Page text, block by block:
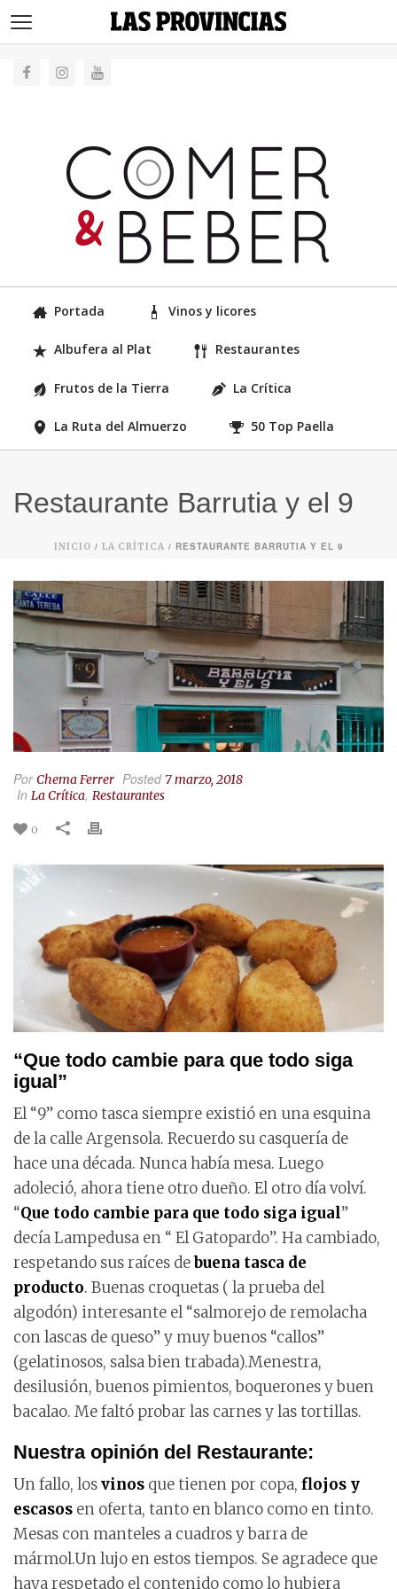
Portada Vinos y licores
Albufera al Plat Restaurantes
Frutos de la Tierra La Crítica
La Ruta del Almuerzo 50 Top Paella
Restaurante Barrutia y el 9
INICIO / LA CRÍTICA / RESTAURANTE BARRUTIA Y EL 9
PorChema Ferrer Posted 7 marzo, 2018
In La Crítica, Restaurantes
0
“Que todo cambie para que todo siga
igual”
El “9” como tasca siempre existió en una esquina
de la calle Argensola. Recuerdo su casquería de
hace una década. Nunca había mesa. Luego
adoleció, ahora tiene otro dueño. El otro día volví.
“Que todo cambie para que todo siga igual”
decía Lampedusa en “ El Gatopardo”. Ha cambiado,
respetando sus raíces debuena tasca de
producto. Buenas croquetas ( la prueba del
algodón) interesante el “salmorejo de remolacha
con lascas de queso” y muy buenos “callos”
(gelatinosos, salsa bien trabada).Menestra,
desilusión, buenos pimientos, boquerones y buen
bacalao. Me faltó probar las carnes y las tortillas.
Nuestra opinión del Restaurante:
Un fallo, losvinos que tienen por copa, flojos y
escasos en oferta, tanto en blanco como en tinto.
Mesas con manteles a cuadros y barra de
mármol.Un lujo en estos tiempos. Se agradece que
haya respetado el contenido como lo hubiera